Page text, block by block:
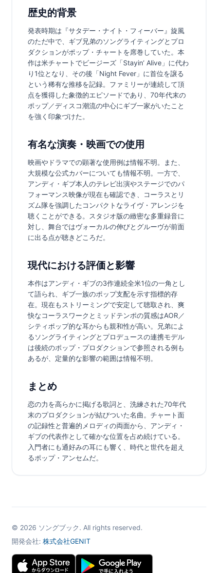
歴史的背景
発表時期は『サタデー・ナイト・フィーバー』旋風
のただ中で、ギブ兄弟のソングライティングとプロ
ダクションがポップ・チャートを席巻していた。本
作は米チャートでビージーズ「Stayin’ Alive」に代わ
り1位となり、その後「Night Fever」に首位を譲る
という稀有な推移を記録。ファミリーが連続して頂
点を獲得した象徴的エピソードであり、70年代末の
ポップ／ディスコ潮流の中心にギブ一家がいたこと
を強く印象づけた。
有名な演奏・映画での使用
映画やドラマでの顕著な使用例は情報不明。また、
大規模な公式カバーについても情報不明。一方で、
アンディ・ギブ本人のテレビ出演やステージでのパ
フォーマンス映像が現在も確認でき、コーラスとリ
ズム隊を強調したコンパクトなライヴ・アレンジを
聴くことができる。スタジオ版の緻密な多重録音に
対し、舞台ではヴォーカルの伸びとグルーヴが前面
に出る点が聴きどころだ。
現代における評価と影響
本作はアンディ・ギブの3作連続全米1位の一角とし
て語られ、ギブ一族のポップ支配を示す指標的存
在。現在もストリーミングで安定して聴取され、爽
快なコーラスワークとミッドテンポの質感はAOR／
シティポップ的な耳からも親和性が高い。兄弟によ
るソングライティングとプロデュースの連携モデル
は後続のポップ・プロダクションで参照される例も
あるが、定量的な影響の範囲は情報不明。
まとめ
恋の力を高らかに掲げる歌詞と、洗練された70年代
末のプロダクションが結びついた名曲。チャート面
の記録性と普遍的メロディの両面から、アンディ・
ギブの代表作として確かな位置を占め続けている。
入門者にも通好みの耳にも響く、時代と世代を超え
るポップ・アンセムだ。
© 2026 ソングブック. All rights reserved.
開発会社: 株式会社GENIT